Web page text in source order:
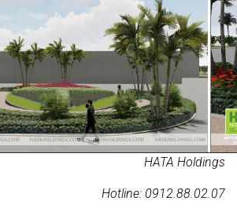
HATA Holdings
Hotline: 0912.88.02.07